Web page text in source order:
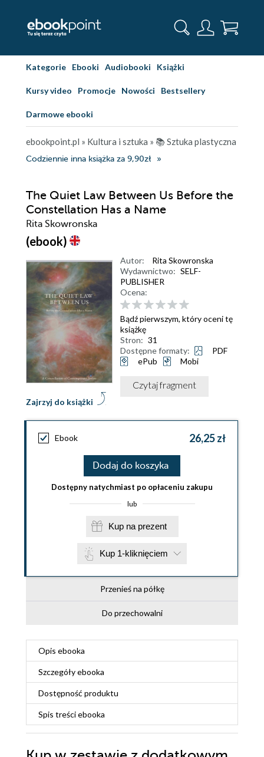
Kategorie Ebooki Audiobooki Książki
Kursy video Promocje Nowości Bestsellery
Darmowe ebooki
ebookpoint.pl » Kultura i sztuka » 📚 Sztuka plastyczna
Codziennie inna książka za 9,90zł
The Quiet Law Between Us Before the
Constellation Has a Name
Rita Skowronska
(ebook)
Zajrzyj do książki
Autor:
Rita Skowronska
Wydawnictwo: SELF-
PUBLISHER
Ocena:
Bądź pierwszym, który oceni tę
książkę
Stron: 31
Dostępne formaty:
PDF
ePub
Mobi
Czytaj fragment
Ebook 26,25 zł
Dodaj do koszyka
Dostępny natychmiast po opłaceniu zakupu
lub
Kup na prezent
Kup 1-kliknięciem
Przenieś na półkę
Do przechowalni
Opis ebooka
Szczegółyebooka
Dostępność produktu
Spis treściebooka